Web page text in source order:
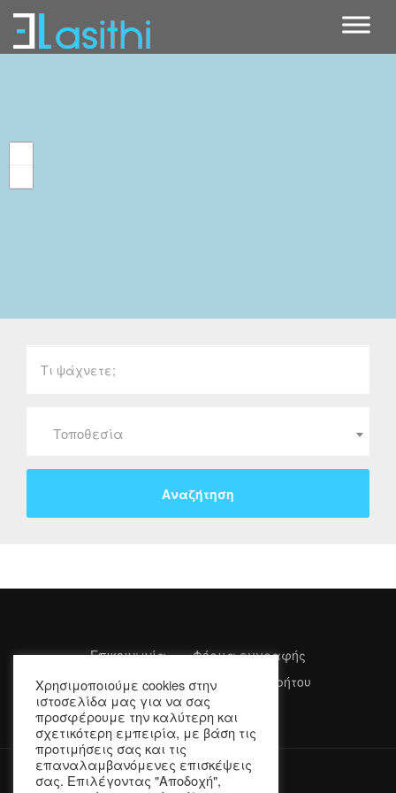
Τοποθεσία
Επικοινωνία
Φόρμα εγγραφής
Όροι Χρήσης
Πολιτική Απορρήτου
Χρησιμοποιούμε cookies στην
ιστοσελίδα μας για να σας
προσφέρουμε την καλύτερη και
σχετικότερη εμπειρία, με βάση τις
προτιμήσεις σας και τις
επαναλαμβανόμενες επισκέψεις
σας. Επιλέγοντας "Αποδοχή",